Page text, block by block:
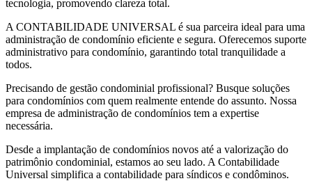
tecnologia, promovendo clareza total.
A CONTABILIDADE UNIVERSAL é sua parceira ideal para uma
administração de condomínio eficiente e segura. Oferecemos suporte
administrativo para condomínio, garantindo total tranquilidade a
todos.
Precisando de gestão condominial profissional? Busque soluções
para condomínios com quem realmente entende do assunto. Nossa
empresa de administração de condomínios tem a expertise
necessária.
Desde a implantação de condomínios novos até a valorização do
patrimônio condominial, estamos ao seu lado. A Contabilidade
Universal simplifica a contabilidade para síndicos e condôminos.